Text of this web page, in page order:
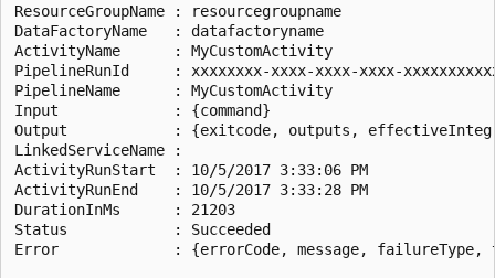
ResourceGroupName : resourcegroupname
DataFactoryName   : datafactoryname
ActivityName      : MyCustomActivity
PipelineRunId     : xxxxxxxx-xxxx-xxxx-xxxx-
PipelineName      : MyCustomActivity
Input             : {command}
Output            : {exitcode, outputs,
LinkedServiceName :
ActivityRunStart  : 10/5/2017 3:33:06 PM
ActivityRunEnd    : 10/5/2017 3:33:28 PM
DurationInMs      : 21203
Status            : Succeeded
Error             : {errorCode, message, failureType,